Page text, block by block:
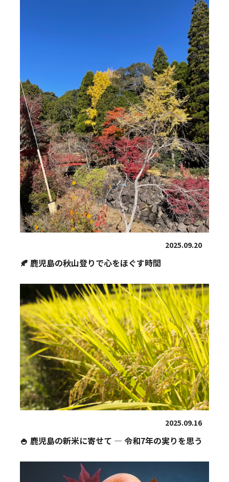
2025.09.20
🍂 鹿児島の秋山登りで心をほぐす時間
2025.09.16
🍚 鹿児島の新米に寄せて ― 令和7年の実りを思う